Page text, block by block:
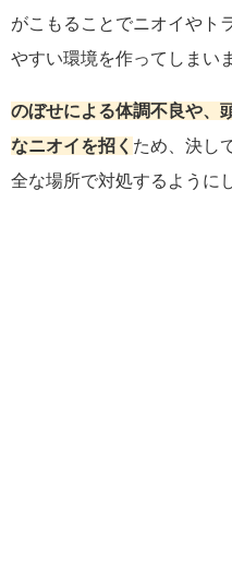
がこもることでニオイやト
やすい環境を作ってしまい
のぼせによる体調不良や、
なニオイを招く ため、決し
全な場所で対処するように